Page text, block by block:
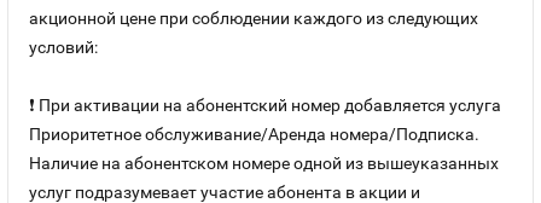
акционной цене при соблюдении каждого из следующих
условий:
❗ При активации на абонентский номер добавляется услуга
Приоритетное обслуживание/Аренда номера/Подписка.
Наличие на абонентском номере одной из вышеуказанных
услуг подразумевает участие абонента в акции и